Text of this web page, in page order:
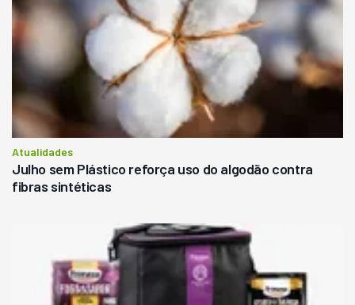
Atualidades
Julho sem Plástico reforça uso do algodão contra
fibras sintéticas